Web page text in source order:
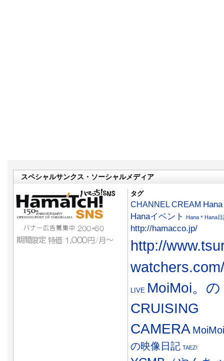
スペシャルサンクス・ソーシャルメディア
タグ
CHANNEL CREAM
Hanaイベント
Hana＊Hana日
http://hamacco.jp/
http://
watchers.com/
LIVE MoiMoi。の
CRUISING
CAMERA
の映像日記 TAEZ!